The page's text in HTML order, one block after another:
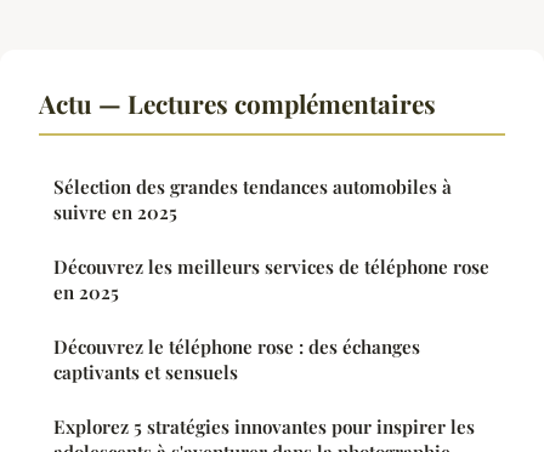
Actu — Lectures complémentaires
Sélection des grandes tendances automobiles à
suivre en 2025
Découvrez les meilleurs services de téléphone rose
en 2025
Découvrez le téléphone rose : des échanges
captivants et sensuels
Explorez 5 stratégies innovantes pour inspirer les